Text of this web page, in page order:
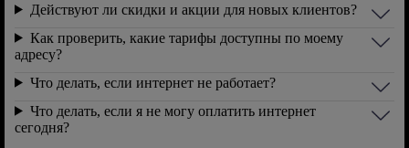
Действуют ли скидки и акции для новых клиентов?
Как проверить, какие тарифы доступны по моему
адресу?
Что делать, если интернет не работает?
Что делать, если я не могу оплатить интернет
сегодня?